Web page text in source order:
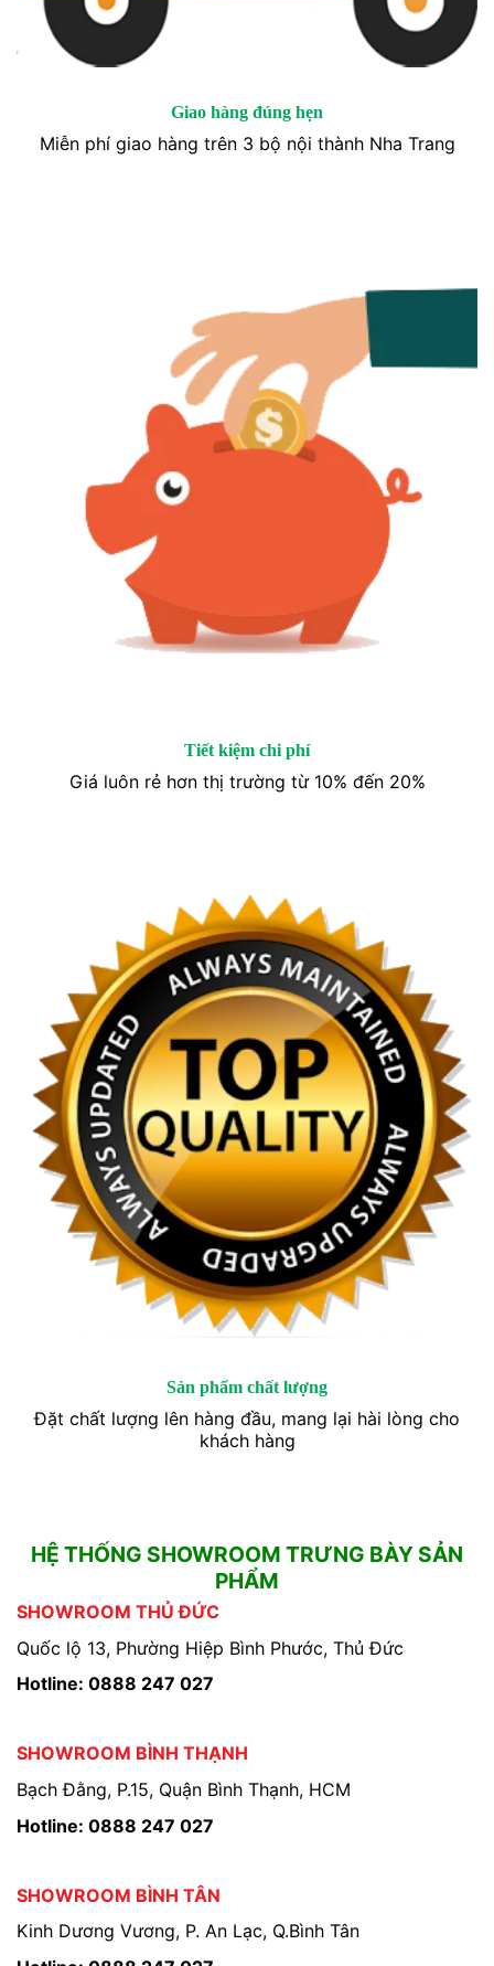
Giao hàng đúng hẹn
Miễn phí giao hàng trên 3 bộ nội thành Nha Trang
Tiết kiệm chi phí
Giá luôn rẻ hơn thị trường từ 10% đến 20%
Sản phẩm chất lượng
Đặt chất lượng lên hàng đầu, mang lại hài lòng cho
khách hàng
HỆ THỐNG SHOWROOM TRƯNG BÀY SẢN
PHẨM
SHOWROOM THỦ ĐỨC
Quốc lộ 13, Phường Hiệp Bình Phước, Thủ Đức
Hotline: 0888 247 027
SHOWROOM BÌNH THẠNH
Bạch Đằng, P.15, Quận Bình Thạnh, HCM
Hotline: 0888 247 027
SHOWROOM BÌNH TÂN
Kinh Dương Vương, P. An Lạc, Q.Bình Tân